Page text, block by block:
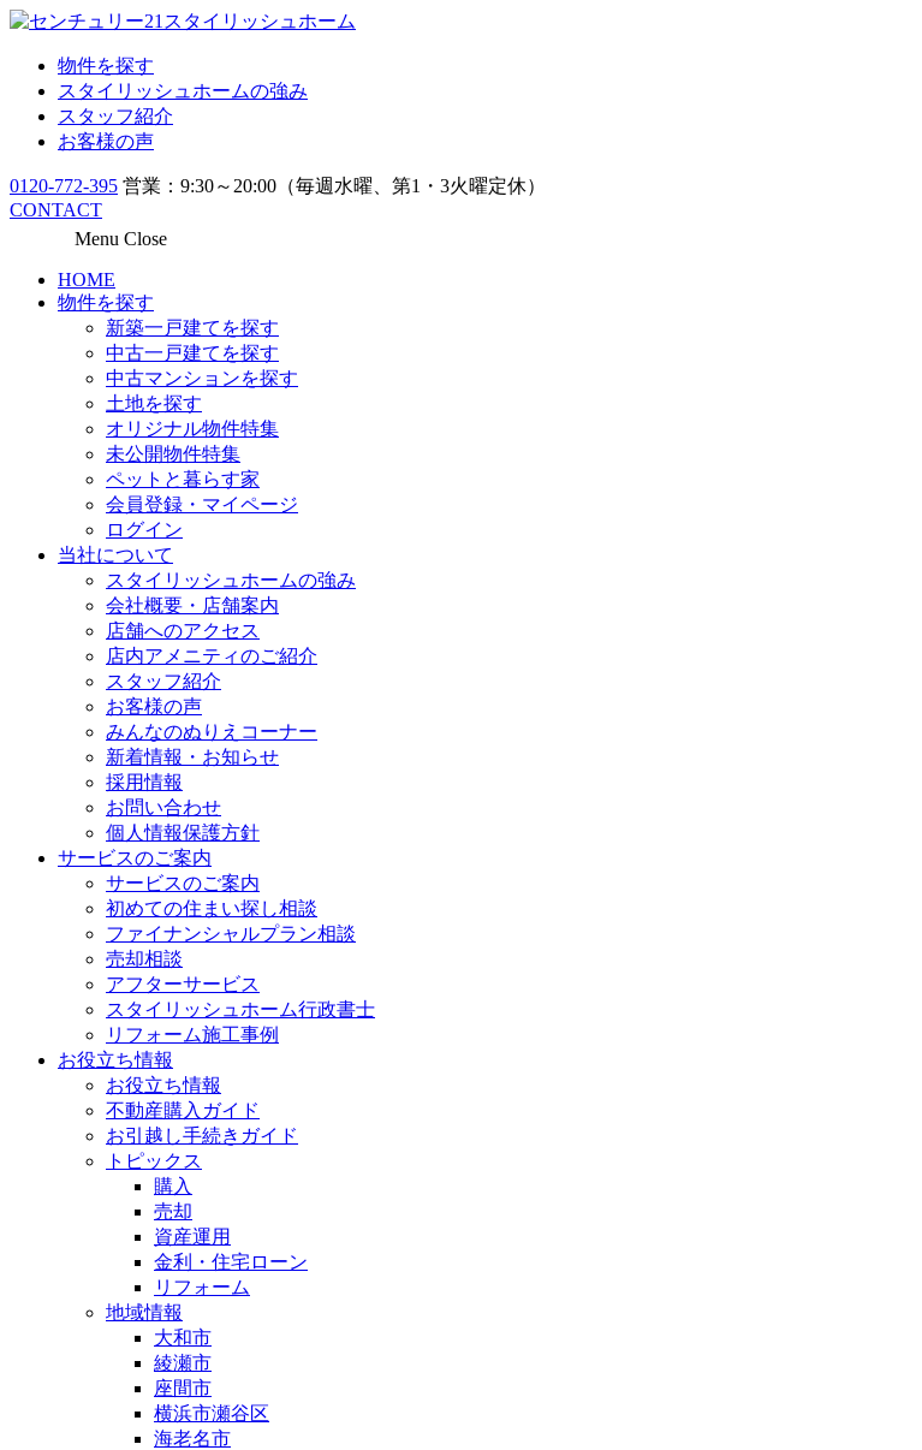
物件を探す
スタイリッシュホームの強み
スタッフ紹介
お客様の声
0120-772-395 営業：9:30～20:00（毎週水曜、第1・3火曜定休）
CONTACT
Menu Close
HOME
物件を探す
新築一戸建てを探す
中古一戸建てを探す
中古マンションを探す
土地を探す
オリジナル物件特集
未公開物件特集
ペットと暮らす家
会員登録・マイページ
ログイン
当社について
スタイリッシュホームの強み
会社概要・店舗案内
店舗へのアクセス
店内アメニティのご紹介
スタッフ紹介
お客様の声
みんなのぬりえコーナー
新着情報・お知らせ
採用情報
お問い合わせ
個人情報保護方針
サービスのご案内
サービスのご案内
初めての住まい探し相談
ファイナンシャルプラン相談
売却相談
アフターサービス
スタイリッシュホーム行政書士
リフォーム施工事例
お役立ち情報
お役立ち情報
不動産購入ガイド
お引越し手続きガイド
トピックス
購入
売却
資産運用
金利・住宅ローン
リフォーム
地域情報
大和市
綾瀬市
座間市
横浜市瀬谷区
海老名市